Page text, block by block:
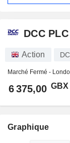
DCC PLC
Action
Marché Fermé -
6 375,00 GBX
Graphique